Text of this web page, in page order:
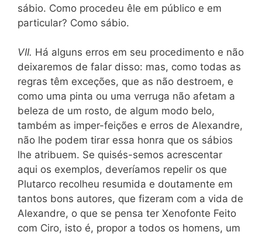
sábio. Como procedeu êle em público e em
particular? Como sábio.
VII. Há alguns erros em seu procedimento e não
deixaremos de falar disso: mas, como todas as
regras têm exceções, que as não destroem, e
como uma pinta ou uma verruga não afetam a
beleza de um rosto, de algum modo belo,
também as imper-feições e erros de Alexandre,
não lhe podem tirar essa honra que os sábios
lhe atribuem. Se quisés-semos acrescentar
aqui os exemplos, deveríamos repelir os que
Plutarco recolheu resumida e doutamente em
tantos bons autores, que fizeram com a vida de
Alexandre, o que se pensa ter Xenofonte Feito
com Ciro, isto é, propor a todos os homens, um